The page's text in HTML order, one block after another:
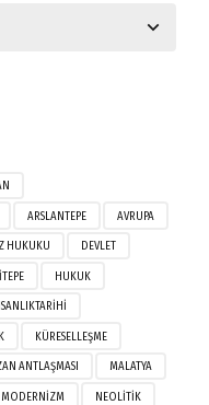
ARSLANTEPE AVRUPA
HUKUKU DEVLET
HUKUK
KÜRESELLEŞME
ANTLAŞMASI MALATYA
MODERNIZM NEOLITIK